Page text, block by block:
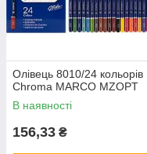
Олівець 8010/24 кольорів
Chroma MARCO MZOPT
В наявності
156,33 ₴